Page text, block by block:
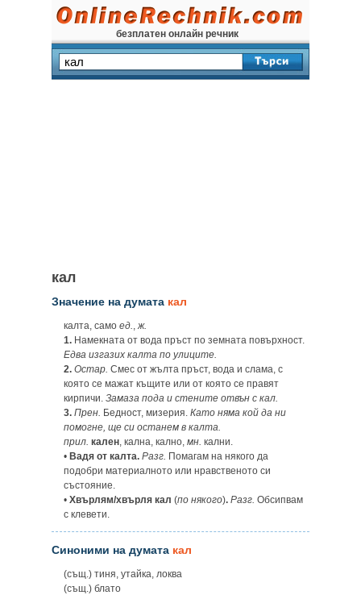
безплатен онлайн речник
кал
Значение на думата кал
калта, само ед.,ж.
1. Намекната от вода пръст по земната повърхност.
Едва изгазих калта по улиците.
2. Остар. Смес от жълта пръст, вода и слама, с
която се мажат къщите или от която се правят
кирпичи. Замаза пода и стените отвън с кал.
3. Прен. Бедност, мизерия. Като няма кой да ни
помогне, ще си останем в калта.
прил. кален, кална, кално, мн. кални.
• Вадя от калта. Разг. Помагам на някого да
подобри материалното или нравственото си
състояние.
• Хвърлям/хвърля кал (по някого). Разг. Обсипвам
с клевети.
Синоними на думата кал
(същ.) тиня, утайка, локва
(същ.) блато